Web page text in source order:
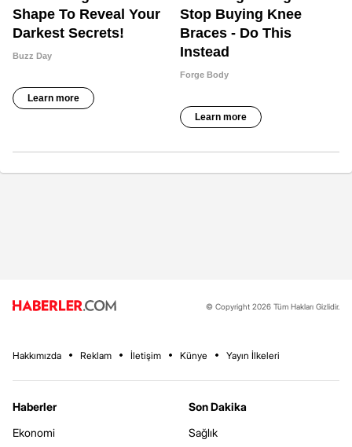
© Copyright 2026 Tüm Hakları Gizlidir.
Hakkımızda Reklam İletişim Künye Yayın İlkeleri
Haberler
Ekonomi
Son Dakika
Sağlık